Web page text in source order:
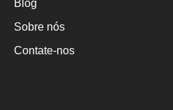
Blog
Sobre nós
Contate-nos